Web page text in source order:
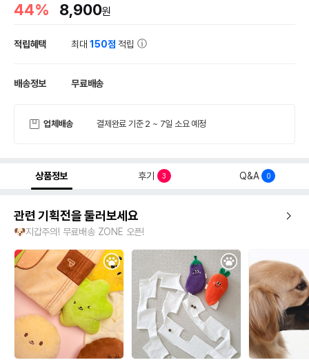
44% 8,900원
적립혜택 최대150점 적립
배송정보 무료배송
업체배송 결제완료 기준 2 ~ 7일 소요 예정
상품정보 후기 3 Q&A 0
관련 기획전을 둘러보세요
🐶지갑주의! 무료배송 ZONE 오픈!